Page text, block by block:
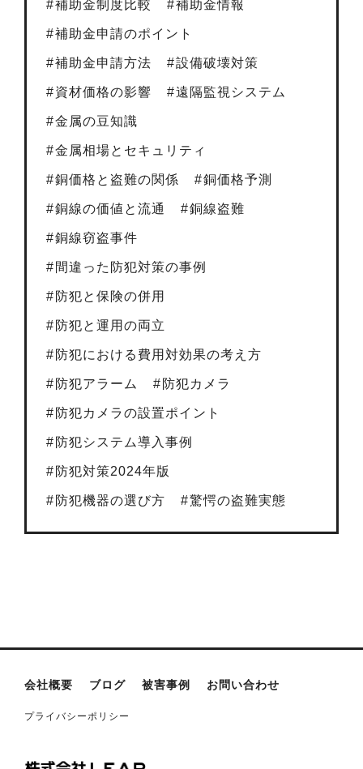
補助金制度比較 補助金情報
補助金申請のポイント
補助金申請方法 設備破壊対策
資材価格の影響 遠隔監視システム
金属の豆知識
金属相場とセキュリティ
銅価格と盗難の関係 銅価格予測
銅線の価値と流通 銅線盗難
銅線窃盗事件
間違った防犯対策の事例
防犯と保険の併用
防犯と運用の両立
防犯における費用対効果の考え方
防犯アラーム 防犯カメラ
防犯カメラの設置ポイント
防犯システム導入事例
防犯対策2024年版
防犯機器の選び方 驚愕の盗難実態
会社概要 ブログ 被害事例 お問い合わせ
プライバシーポリシー